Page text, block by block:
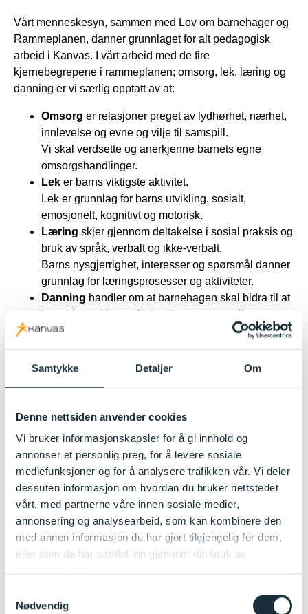
Samtykke Detaljer Om
Denne nettsiden anvender cookies
Vi bruker informasjonskapsler for å gi innhold og
annonser et personlig preg, for å levere sosiale
mediefunksjoner og for å analysere trafikken vår. Vi deler
dessuten informasjon om hvordan du bruker nettstedet
vårt, med partnerne våre innen sosiale medier,
annonsering og analysearbeid, som kan kombinere den
med annen informasjon du har gjort tilgjengelig for dem,
eller som de har samlet inn gjennom din bruk av
Nødvendig
Vårt menneskesyn, sammen med Lov om barnehager og
Rammeplanen, danner grunnlaget for alt pedagogisk
arbeid i Kanvas. I vårt arbeid med de fire
kjernebegrepene i rammeplanen; omsorg, lek, læring og
danning er vi særlig opptatt av at:
Omsorg er relasjoner preget av lydhørhet, nærhet,
innlevelse og evne og vilje til samspill.
Vi skal verdsette og anerkjenne barnets egne
omsorgshandlinger.
Lek er barns viktigste aktivitet.
Lek er grunnlag for barns utvikling, sosialt,
emosjonelt, kognitivt og motorisk.
Læring skjer gjennom deltakelse i sosial praksis og
bruk av språk, verbalt og ikke-verbalt.
Barns nysgjerrighet, interesser og spørsmål danner
grunnlag for læringsprosesser og aktiviteter.
Danning handler om at barnehagen skal bidra til at
barn blir modige, selvstendige og ansvarlige
samfunnsdeltagere.
Barnehagen skal støtte barns evne til å tenke kritisk
og verdsette ulikheter.
I Rønningen er vi opptatt av barns lek og grovmotoriske
barn disse utfordingene. Hos oss skal barna få klatre,
løpe, hoppe, sykle og gå i ulendt terreng. De skal få
besøke skogen og andre lekeplasser, og de skal øve på å
gå på tur-rekke, med egen sekk.
Vi vil gi barn utfordringer etter alder og modenhet. For å få
til dette, deler vi barna inn i mindre lekegrupper og
klubber, der de gis ekstra utfordinger og lek. Slik vil barna
alltid kunne strekke seg, og mestre nye ferdigheter.